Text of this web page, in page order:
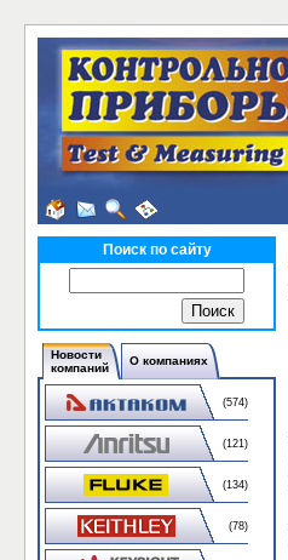
Поиск по сайту
Новости
компаний
О компаниях
(574)
(121)
(134)
(78)